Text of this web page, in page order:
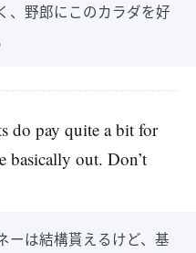
、野郎にこのカラダを好
do pay quite a bit for
basically out. Don’t
ーは結構貰えるけど、基